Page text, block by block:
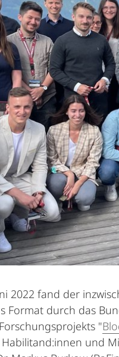
2022 fand der
Format durch das
"
und